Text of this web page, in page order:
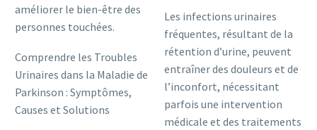
améliorer le bien-être des
personnes touchées.
Comprendre les Troubles
Urinaires dans la Maladie de
Parkinson : Symptômes,
Causes et Solutions
Les infections urinaires
fréquentes, résultant de la
rétention d’urine, peuvent
entraîner des douleurs et de
l’inconfort, nécessitant
parfois une intervention
médicale et des traitements